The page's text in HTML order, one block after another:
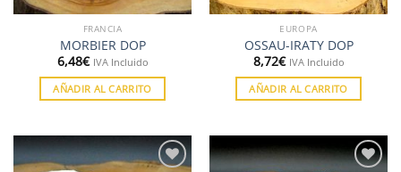
FRANCIA
MORBIER DOP
6,48€ IVA Incluido
AÑADIR AL CARRITO
EUROPA
OSSAU-IRATY DOP
8,72€ IVA Incluido
AÑADIR AL CARRITO